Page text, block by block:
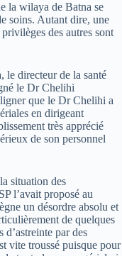
la wilaya de Batna se
soins. Autant dire, une
des autres sont
le directeur de la santé
le Dr Chelihi
que le Dr Chelihi a
en dirigeant
très apprécié
de son personnel
situation des
l’avait proposé au
un désordre absolu et
de quelques
d’astreinte par des
vite troussé puisque pour